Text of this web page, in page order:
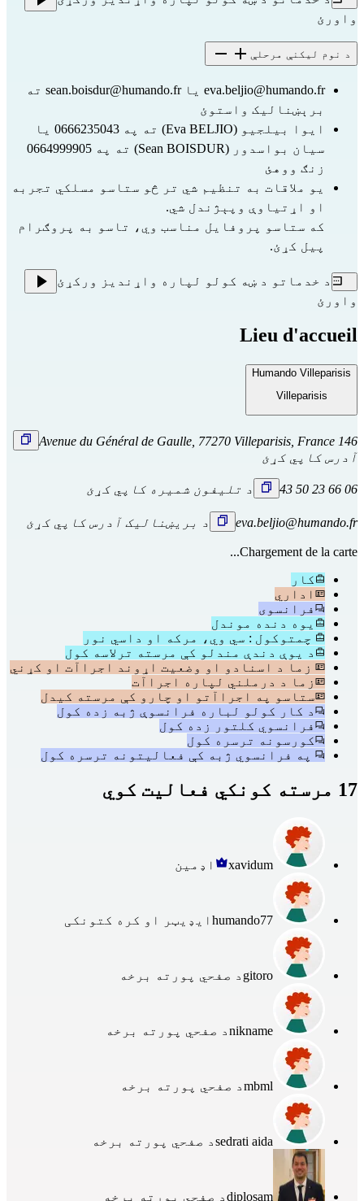
واورئ
د نوم لیکنې مرحلې
eva.beljio@humando.fr یا sean.boisdur@humando.fr
برېښنالیک واستوئ
زنګ ووهئ
او اړتیاوې وپېژندل شي.
پیل کړئ.
د خدماتو د ښه کولو لپاره واړندیز ورکړئ
واورئ
Lieu d'accueil
Humando Villeparisis
Villeparisis
146 Avenue du Général de Gaulle, 77270 Villeparisis, France
آدرس کاپي کړئ
06 66 23 50 43 د تلیفون شمیره کاپي کړئ
eva.beljio@humando.fr د بریښنالیک آدرس کاپي کړئ
Chargement de la carte...
کار
اداري
فرانسوی
یوه دنده موندل
چمتوکول : سي وي، مرکه او داسي نور
د یوې دندې مندلو کې مرسته ترلاسه کول
زما د اسنادو او وضعیت اړوند اجراآت او کړني
زما د درملني لپاره اجراآت
ستاسو په اجراآتو او چارو کې مرسته کیدل
د کار کولو لباره فرانسوې ژبه زده کول
فرانسوي کلتور زده کول
کورسونه ترسره کول
په فرانسوي ژبه کې فعالیتونه ترسره کول
17 مرسته کونکي فعالیت کوي
xavidum اډمین
humando77 ایډیټر او کره کتونکی
gitoro د صفحي پورته برخه
niknameد صفحي پورته برخه
mbmlد صفحي پورته برخه
sedrati aidaد صفحي پورته برخه
diplosamد صفحي پورته برخه